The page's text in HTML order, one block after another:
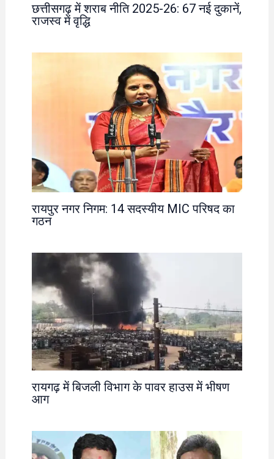
छत्तीसगढ़ में शराब नीति 2025-26: 67 नई दुकानें,
राजस्व में वृद्धि
रायपुर नगर निगम: 14 सदस्यीय MIC परिषद का
गठन
रायगढ़ में बिजली विभाग के पावर हाउस में भीषण
आग